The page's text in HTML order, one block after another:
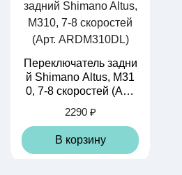
Переключатель задни
й Shimano Altus, M31
0, 7-8 скоростей (Арт.
2290 ₽
В корзину